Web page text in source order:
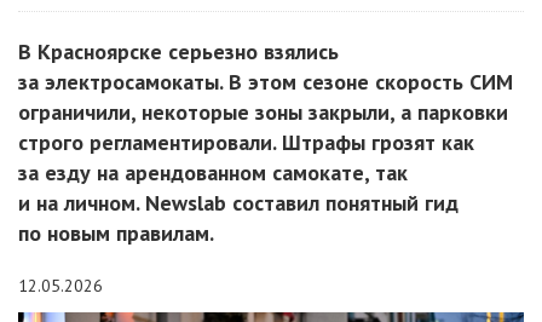
В Красноярске серьезно взялись
за электросамокаты. В этом сезоне скорость СИМ
ограничили, некоторые зоны закрыли, а парковки
строго регламентировали. Штрафы грозят как
за езду на арендованном самокате, так
и на личном. Newslab составил понятный гид
по новым правилам.
12.05.2026